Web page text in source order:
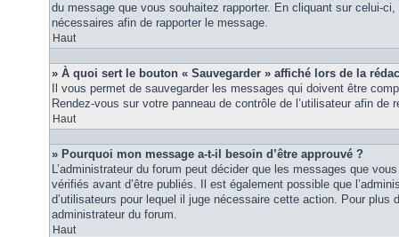
du message que vous souhaitez rapporter. En cliquant sur celui-
nécessaires afin de rapporter le message.
Haut
» À quoi sert le bouton « Sauvegarder » affiché lors de la
Il vous permet de sauvegarder les messages qui doivent être
Rendez-vous sur votre panneau de contrôle de l’utilisateur afin de
Haut
» Pourquoi mon message a-t-il besoin d’être approuvé ?
L’administrateur du forum peut décider que les messages que
vérifiés avant d’être publiés. Il est également possible que
d’utilisateurs pour lequel il juge nécessaire cette action. Pour plus
administrateur du forum.
Haut